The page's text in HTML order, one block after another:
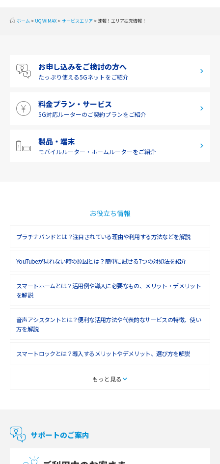
九州・沖縄
2019年6月(1)
2019年4月(1)
2019年2月(7)
2018年7月(6)
2018年6月(6)
2018年4月(7)
2018年2月(6)
2017年10月(4)
ホーム UQ WiMAX サービスエリア 速報！エリア拡充情報！
お申し込みをご検討の方へ
たっぷり使える5Gネットをご紹介
料金プラン・サービス
5G対応ルーターのご契約プランをご紹介
製品・端末
モバイルルーター・ ホームルーターをご紹介
お役立ち情報
プラチナバンドとは？注目されている理由や利用する方法などを解説
YouTubeが見れない時の原因とは？簡単に試せる7つの対処法を紹介
スマートホームとは？活用例や導入に必要なもの、メリット・デメリット
を解説
音声アシスタントとは？便利な活用方法や代表的なサービスの特徴、使い
方を解説
スマートロックとは？導入するメリットやデメリット、選び方を解説
スマートテレビとは？特徴や選び方、使い方をわかりやすく解説
マンションで使えるWi-Fiは？種類ごとの特徴や選び方を紹介
もっと見る
サポートのご案内